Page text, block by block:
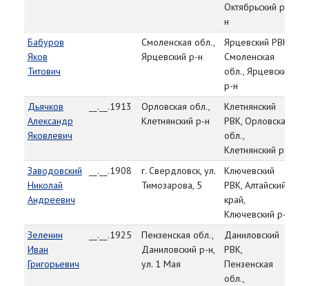
Октябрьский р-
н
Бабуров
Яков
Титович
Смоленская обл.,
Ярцевский р-н
Ярцевский РВК,
Смоленская
обл., Ярцевский
р-н
Дьячков
Александр
Яковлевич
__.__.1913
Орловская обл.,
Клетнянский р-н
Клетнянский
РВК, Орловская
обл.,
Клетнянский р-н
Заводовский
Николай
Андреевич
__.__.1908
г. Свердловск, ул.
Тимозарова, 5
Ключевский
РВК, Алтайский
край,
Ключевский р-н
Зеленин
Иван
Григорьевич
__.__.1925
Пензенская обл.,
Даниловский р-н,
ул. 1 Мая
Даниловский
РВК,
Пензенская
обл.,